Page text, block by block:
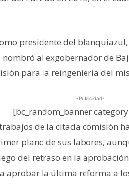
presidente del
al exgobernador de
para la reingenieria del
-Publicidad-
[bc_random_banner
de la citada comisión
plano de sus labores,
del retraso en la
aprobar la última reforma a